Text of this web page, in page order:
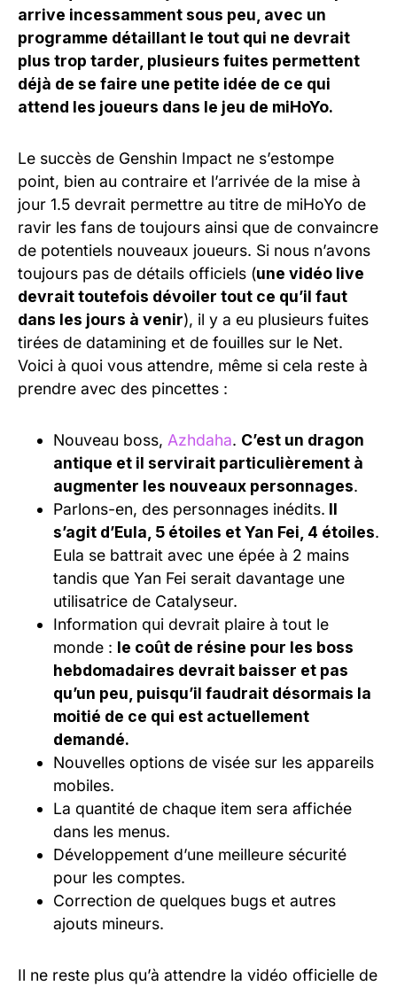
arrive incessamment sous peu, avec un
programme détaillant le tout qui ne devrait
plus trop tarder, plusieurs fuites permettent
déjà de se faire une petite idée de ce qui
attend les joueurs dans le jeu de miHoYo.
Le succès de Genshin Impact ne s’estompe
point, bien au contraire et l’arrivée de la mise à
jour 1.5 devrait permettre au titre de miHoYo de
ravir les fans de toujours ainsi que de convaincre
de potentiels nouveaux joueurs. Si nous n’avons
toujours pas de détails officiels (une vidéo live
devrait toutefois dévoiler tout ce qu’il faut
dans les jours à venir), il y a eu plusieurs fuites
tirées de datamining et de fouilles sur le Net.
Voici à quoi vous attendre, même si cela reste à
prendre avec des pincettes :
Nouveau boss, Azhdaha. C’est un dragon
antique et il servirait particulièrement à
augmenter les nouveaux personnages.
Parlons-en, des personnages inédits. Il
s’agit d’Eula, 5 étoiles et Yan Fei, 4 étoiles.
Eula se battrait avec une épée à 2 mains
tandis que Yan Fei serait davantage une
utilisatrice de Catalyseur.
Information qui devrait plaire à tout le
monde : le coût de résine pour les boss
hebdomadaires devrait baisser et pas
qu’un peu, puisqu’il faudrait désormais la
moitié de ce qui est actuellement
demandé.
Nouvelles options de visée sur les appareils
mobiles.
La quantité de chaque item sera affichée
dans les menus.
Développement d’une meilleure sécurité
pour les comptes.
Correction de quelques bugs et autres
ajouts mineurs.
Il ne reste plus qu’à attendre la vidéo officielle de